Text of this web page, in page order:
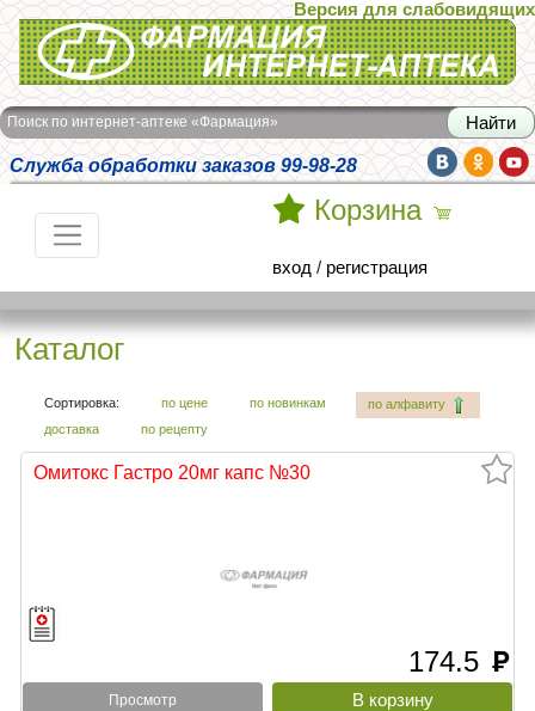
Интернет-аптека Фармация
Версия для слабовидящих
Поиск по интернет-аптеке «Фармация»
Служба обработки заказов 99-98-28
Корзина
вход / регистрация
Каталог
Сортировка: по цене по новинкам
по алфавиту
доставка
по рецепту
Омитокс Гастро 20мг капс №30
174.5 руб
Просмотр